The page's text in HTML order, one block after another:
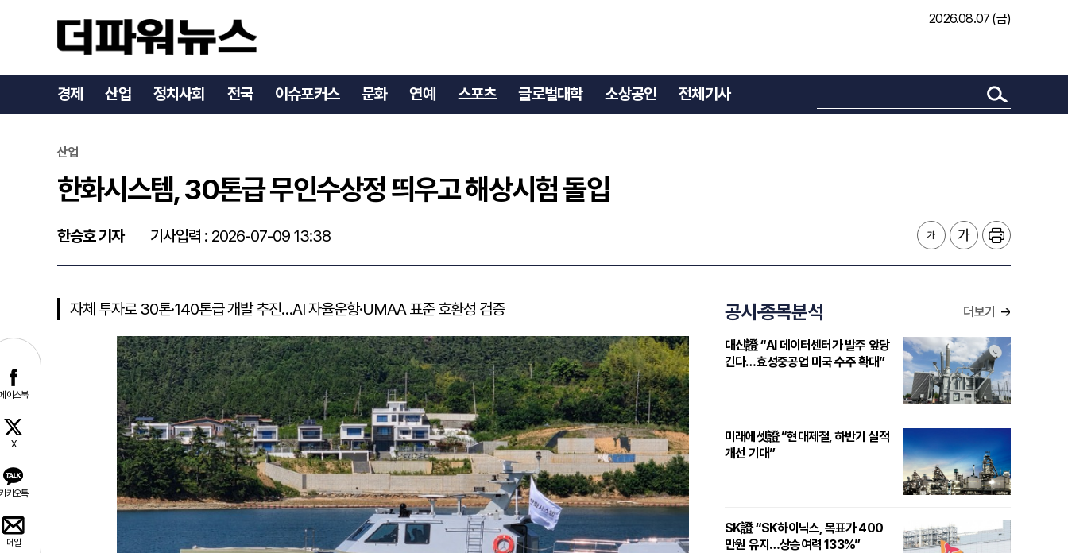
2026.08.07 (금)
경제 산업 정치사회 전국 이슈포커스 문화 연예 스포츠 글로벌대학 소상공인 전체기사
한화시스템, 30톤급 무인수상정 띄우고 해상시험 돌입
이스북
X
카오톡
메일
산업
한화시스템, 30톤급 무인수상정 띄우고 해상시험 돌입
한승호 기자 기사입력 : 2026-07-09 13:38
자체 투자로 30톤·140톤급 개발 추진…AI 자율운항·UMAA 표준 호환성 검증 공시·종목분석 더보기
대신證 “AI 데이터센터가 발주 앞당
긴다…효성중공업 미국 수주 확대”
미래에셋證 “현대제철, 하반기 실적
개선 기대”
SK證 “SK하이닉스, 목표가 400
만원 유지…상승여력 133%”